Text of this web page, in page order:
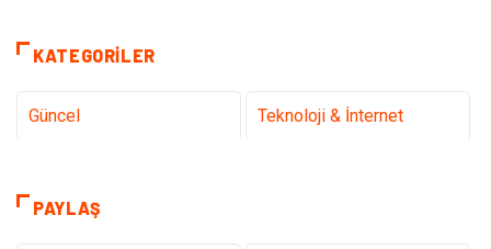
KATEGORILER
Güncel Teknoloji & İnternet
PAYLAŞ